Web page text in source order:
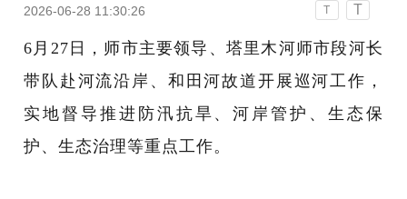
2026-06-28 11:30:26 T T
6月27日，师市主要领导、塔里木河师市段河长
带队赴河流沿岸、和田河故道开展巡河工作，
实地督导推进防汛抗旱、河岸管护、生态保
护、生态治理等重点工作。